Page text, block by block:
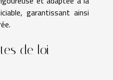
garantissant ainsi
de loi